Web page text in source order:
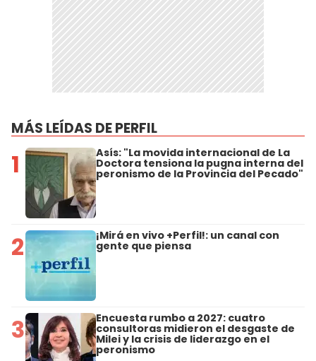
MÁS LEÍDAS DE PERFIL
1 Asís: "La movida internacional de La
Doctora tensiona la pugna interna del
peronismo de la Provincia del Pecado"
2 ¡Mirá en vivo +Perfil!: un canal con
gente que piensa
3 Encuesta rumbo a 2027: cuatro
consultoras midieron el desgaste de
Milei y la crisis de liderazgo en el
peronismo